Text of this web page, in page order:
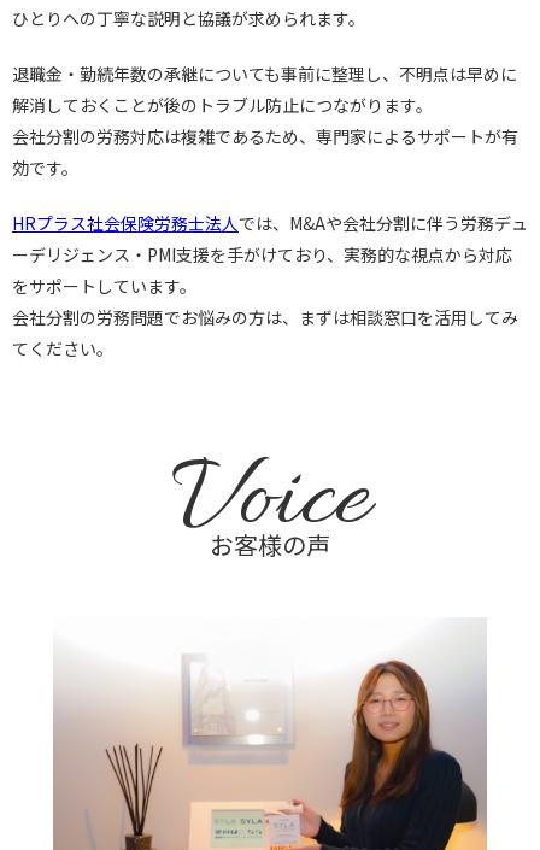
ひとりへの丁寧な説明と協議が求められます。
退職金・勤続年数の承継についても事前に整理し、不明点は早めに
解消しておくことが後のトラブル防止につながります。
会社分割の労務対応は複雑であるため、専門家によるサポートが有
効です。
HRプラス社会保険労務士法人では、M&Aや会社分割に伴う労務デュ
ーデリジェンス・PMI支援を手がけており、実務的な視点から対応
をサポートしています。
会社分割の労務問題でお悩みの方は、まずは相談窓口を活用してみ
てください。
Voice
お客様の声